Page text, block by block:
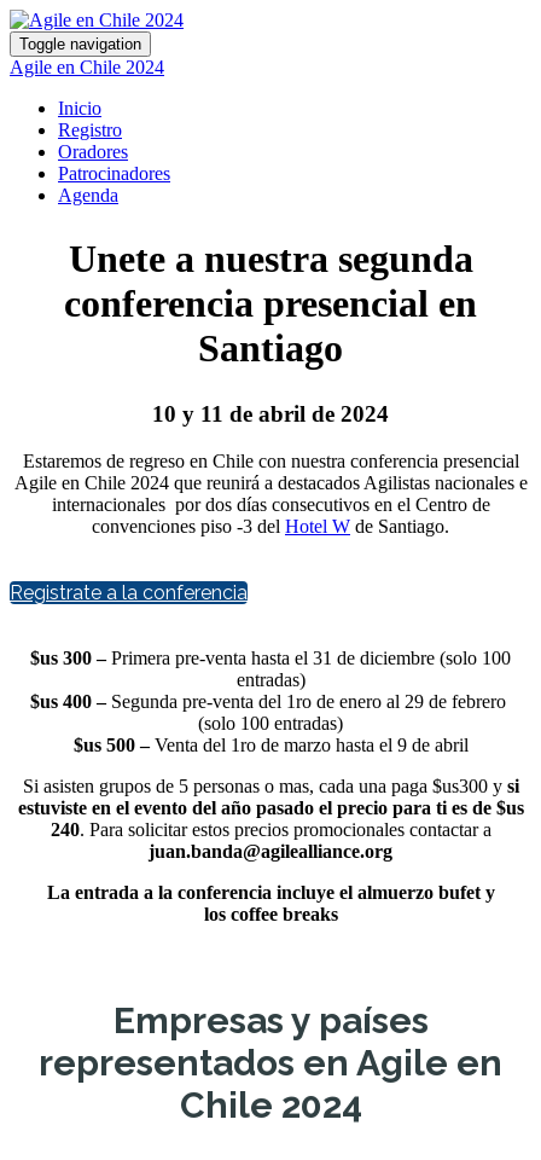
Toggle navigation
Agile en Chile 2024
Inicio
Registro
Oradores
Patrocinadores
Agenda
Unete a nuestra segunda
conferencia presencial en
Santiago
10 y 11 de abril de 2024
Estaremos de regreso en Chile con nuestra conferencia presencial
Agile en Chile 2024 que reunirá a destacados Agilistas nacionales e
internacionales por dos días consecutivos en el Centro de
convenciones piso -3 del Hotel W de Santiago.
Registrate a la conferencia
$us 300 –Primera pre-venta hasta el 31 de diciembre (solo 100
entradas)
$us 400 – Segunda pre-venta del 1ro de enero al 29 de febrero
(solo 100 entradas)
$us 500 –Venta del 1ro de marzo hasta el 9 de abril
Si asisten grupos de 5 personas o mas, cada una paga $us300 y si
estuviste en el evento del año pasado el precio para ti es de $us
240. Para solicitar estos precios promocionales contactar a
juan.banda@agilealliance.org
La entrada a la conferencia incluye el almuerzo bufet y
los coffee breaks
Empresas y países
representados en Agile en
Chile 2024